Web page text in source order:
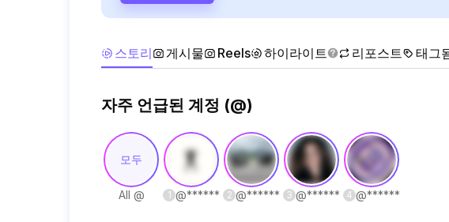
스토리 게시물 Reels 하이라이트 리포스트 태그
자주 언급된 계정 (@)
모두
All @ 1 @****** 2 @****** 3 @****** 4 @******